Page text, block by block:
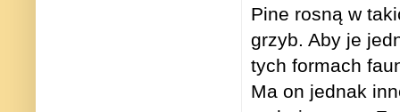
Pine rosną w
grzyb. Aby je
tych formach
Ma on jednak